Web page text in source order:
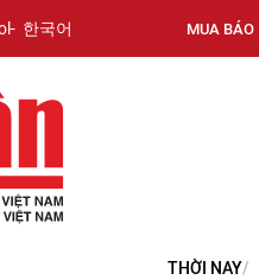
한국어 MUA BÁO
THỜI NAY